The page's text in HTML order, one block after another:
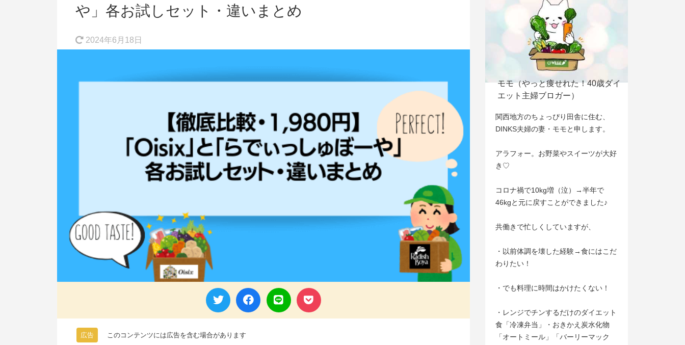
や」各お試しセット・違いまとめ
2024年6月18日
広告 このコンテンツには広告を含む場合があります
モモ（やっと痩せれた！40歳ダイ
エット主婦ブロガー）
関西地方のちょっぴり田舎に住む、
DINKS夫婦の妻・モモと申します。
アラフォー。お野菜やスイーツが大好
き♡
コロナ禍で10kg増（泣）→半年で
46kgと元に戻すことができました♪
共働きで忙しくしていますが、
・以前体調を壊した経験→食にはこだ
わりたい！
・でも料理に時間はかけたくない！
・レンジでチンするだけのダイエット
食「冷凍弁当」・おきかえ炭水化物
「オートミール」「バーリーマック